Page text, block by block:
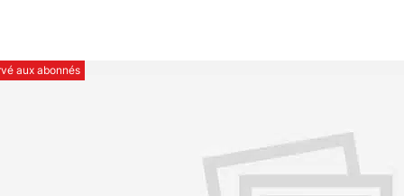
aux abonnés